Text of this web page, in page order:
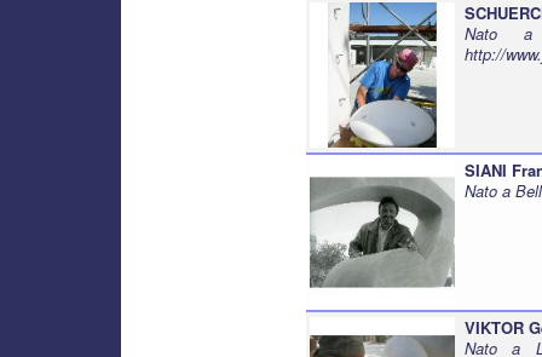
Nato a
http://
SIANI
Nato a
VIKTOR
Nato a